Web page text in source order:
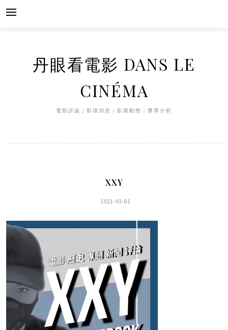
Skip
丹眼看電影 DANS LE
CINÉMA
電影評論｜影壇消息｜影展動態｜獎季分析
XXY
2021-01-01